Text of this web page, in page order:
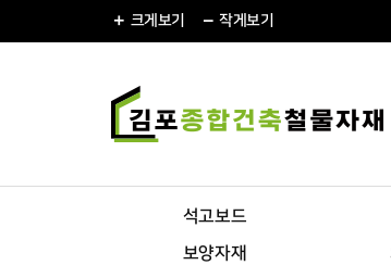
크게 보기 작게보기
석고보드
보양자재